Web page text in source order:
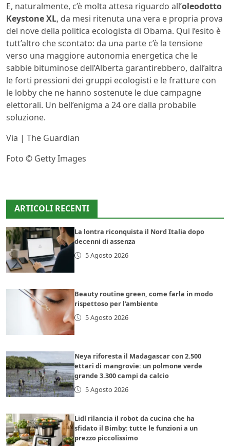
E, naturalmente, c’è molta attesa riguardo all’oleodotto
Keystone XL, da mesi ritenuta una vera e propria prova
del nove della politica ecologista di Obama. Qui l’esito è
tutt’altro che scontato: da una parte c’è la tensione
verso una maggiore autonomia energetica che le
sabbie bituminose dell’Alberta garantirebbero, dall’altra
le forti pressioni dei gruppi ecologisti e le fratture con
le lobby che ne hanno sostenute le due campagne
elettorali. Un bell’enigma a 24 ore dalla probabile
soluzione.
Via | The Guardian
Foto © Getty Images
ARTICOLI RECENTI
La lontra riconquista il Nord Italia dopo
decenni di assenza
5 Agosto 2026
Beauty routine green, come farla in modo
rispettoso per l’ambiente
5 Agosto 2026
Neya riforesta il Madagascar con 2.500
ettari di mangrovie: un polmone verde
grande 3.300 campi da calcio
5 Agosto 2026
Lidl rilancia il robot da cucina che ha
sfidato il Bimby: tutte le funzioni a un
prezzo piccolissimo